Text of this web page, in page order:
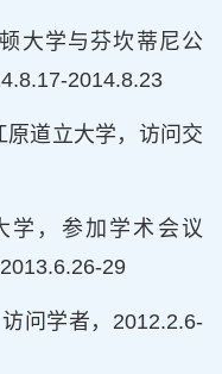
大学与芬坎蒂尼公
2014.8.23
道立大学，访问交
学，参加学术会议
29
问学者，2012.2.6-